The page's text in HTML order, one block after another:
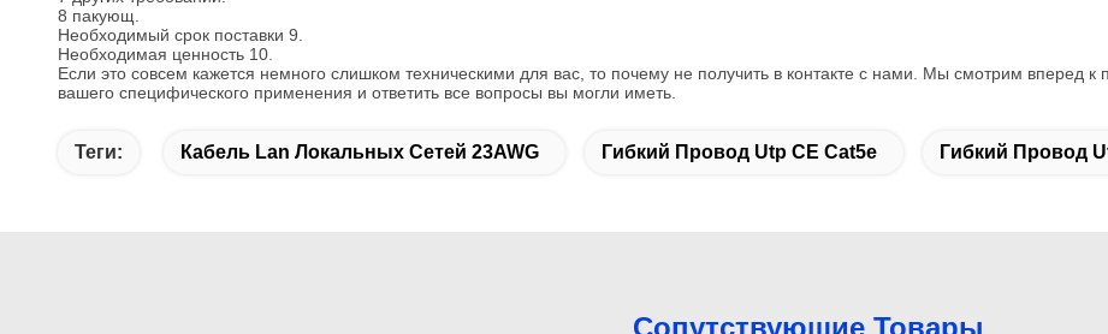
8 пакующ.
Необходимый срок поставки 9.
Необходимая ценность 10.
Если это совсем кажется немного слишком техническими для вас, то почему не получить в контакте с нами. Мы смотрим вперед
вашего специфического применения и ответить все вопросы вы могли иметь.
Теги: Кабель Lan Локальных Сетей 23AWG Гибкий Провод Utp CE Cat5e Гибкий Провод